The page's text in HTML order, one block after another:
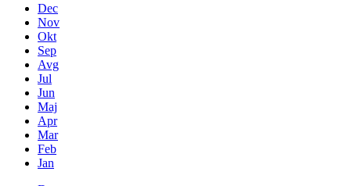
Dec
Nov
Okt
Sep
Avg
Jul
Jun
Maj
Apr
Mar
Feb
Jan